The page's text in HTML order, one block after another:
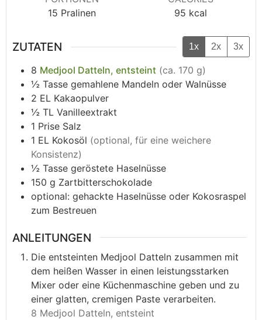
15 Pralinen
95 kcal
ZUTATEN 1x 2x 3x
8 Medjool Datteln, entsteint (ca. 170 g)
½ Tasse gemahlene Mandeln oder Walnüsse
2 EL Kakaopulver
½ TL Vanilleextrakt
1 Prise Salz
1 EL Kokosöl (optional, für eine weichere
Konsistenz)
½ Tasse geröstete Haselnüsse
150 g Zartbitterschokolade
optional: gehackte Haselnüsse oder Kokosraspel
zum Bestreuen
ANLEITUNGEN
Die entsteinten Medjool Datteln zusammen mit
dem heißen Wasser in einen leistungsstarken
Mixer oder eine Küchenmaschine geben und zu
einer glatten, cremigen Paste verarbeiten.
8 Medjool Datteln, entsteint